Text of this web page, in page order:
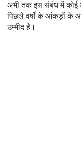
अभी तक इस संबंध में कोई
पिछले वर्षों के आंकड़ों के
उम्मीद है।